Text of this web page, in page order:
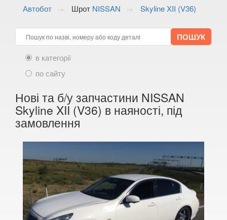
BMW keyboard_arrow_down
CITROEN
FORD
HONDA
JAGUAR keyboard_arrow_down
JEEP keyboard_arrow_down
KIA keyboard_arrow_down
Автобот Шрот NISSAN Skyline XII (V36)
в категорії
по сайту
Нові та б/у запчастини NISSAN
Skyline XII (V36) в наяності, під
замовлення